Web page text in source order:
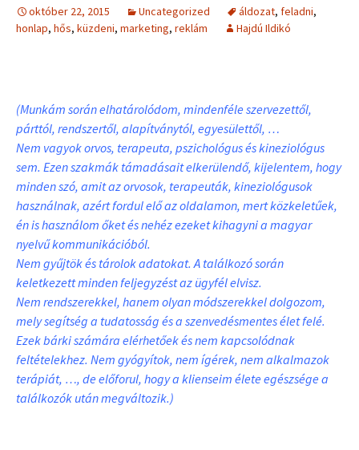
október 22, 2015 Uncategorized áldozat, feladni,
honlap, hős, küzdeni, marketing, reklám Hajdú Ildikó
(Munkám során elhatárolódom, mindenféle szervezettől,
párttól, rendszertől, alapítványtól, egyesülettől, …
Nem vagyok orvos, terapeuta, pszichológus és kineziológus
sem. Ezen szakmák támadásait elkerülendő, kijelentem, hogy
minden szó, amit az orvosok, terapeuták, kineziológusok
használnak, azért fordul elő az oldalamon, mert közkeletűek,
én is használom őket és nehéz ezeket kihagyni a magyar
nyelvű kommunikációból.
Nem gyűjtök és tárolok adatokat. A találkozó során
keletkezett minden feljegyzést az ügyfél elvisz.
Nem rendszerekkel, hanem olyan módszerekkel dolgozom,
mely segítség a tudatosság és a szenvedésmentes élet felé.
Ezek bárki számára elérhetőek és nem kapcsolódnak
feltételekhez. Nem gyógyítok, nem ígérek, nem alkalmazok
terápiát, …, de előforul, hogy a klienseim élete egészsége a
találkozók után megváltozik.)